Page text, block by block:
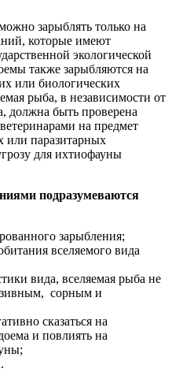
зарыблять только на
которые имеют
экологической
также зарыбляются на
или биологических
рыба, в независимости от
должна быть проверена
на предмет
или паразитарных
для ихтиофауны
подразумеваются
зарыбления;
вселяемого вида
вида, вселяемая рыба не
сорным и
сказаться на
и повлиять на